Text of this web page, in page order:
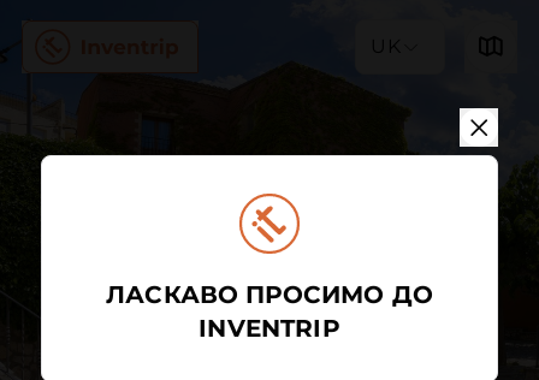
UK
ЛАСКАВО ПРОСИМО ДО
INVENTRIP